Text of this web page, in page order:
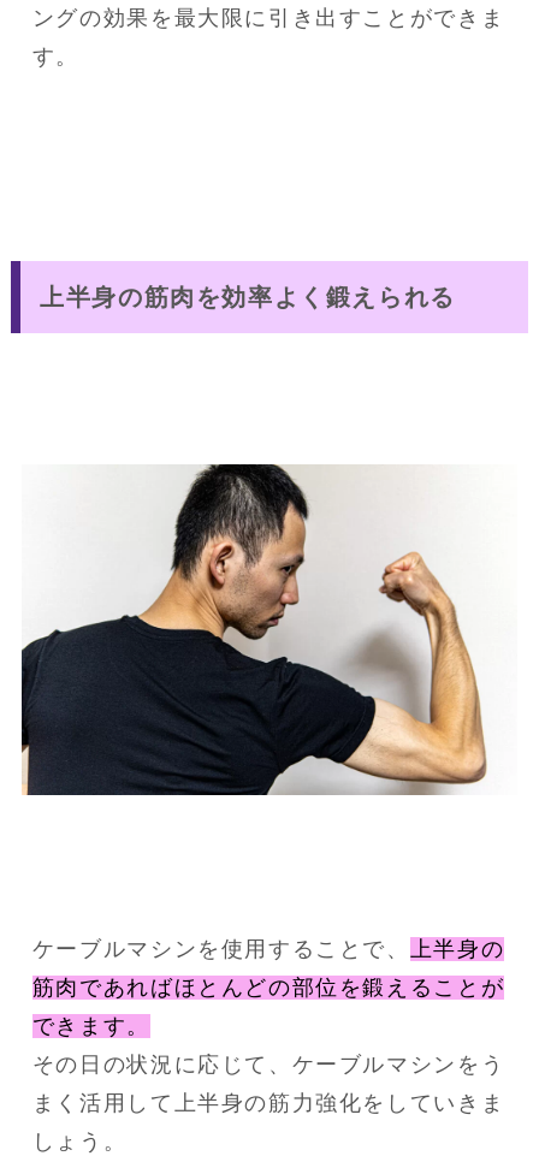
ングの効果を最大限に引き出すことができま
す。
上半身の筋肉を効率よく鍛えられる
ケーブルマシンを使用することで、 上半身の
筋肉であればほとんどの部位を鍛えることが
できます。
その日の状況に応じて、ケーブルマシンをう
まく活用して上半身の筋力強化をしていきま
しょう。